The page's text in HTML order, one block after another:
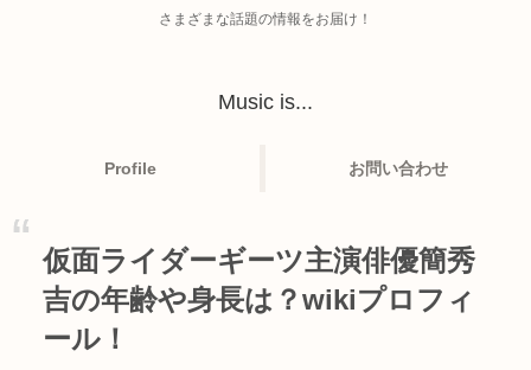
さまざまな話題の情報をお届け！
Music is...
Profile お問い合わせ
仮面ライダーギーツ主演俳優簡秀
吉の年齢や身長は？wikiプロフィ
ール！